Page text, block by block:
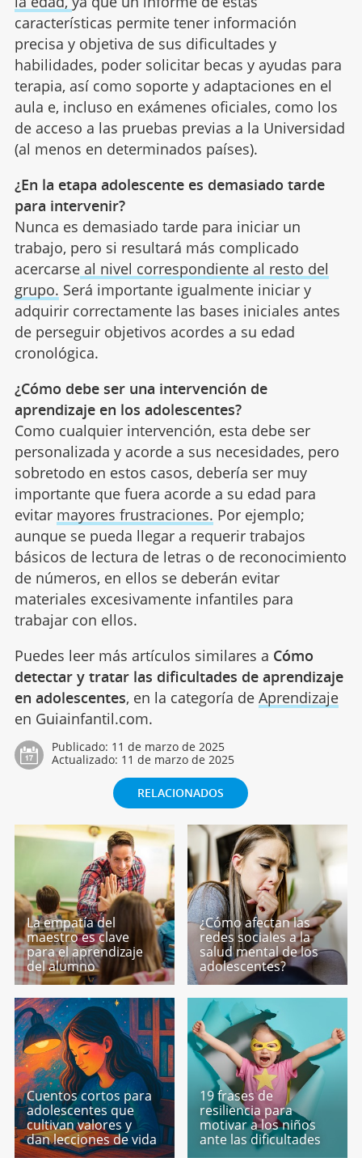
características permite tener información
precisa y objetiva de sus dificultades y
habilidades, poder solicitar becas y ayudas para
terapia, así como soporte y adaptaciones en el
aula e, incluso en exámenes oficiales, como los
de acceso a las pruebas previas a la Universidad
(al menos en determinados países).
¿En la etapa adolescente es demasiado tarde
para intervenir?
Nunca es demasiado tarde para iniciar un
trabajo, pero si resultará más complicado
acercarseal nivel correspondiente al resto del
grupo. Será importante igualmente iniciar y
adquirir correctamente las bases iniciales antes
de perseguir objetivos acordes a su edad
cronológica.
¿Cómo debe ser una intervención de
aprendizaje en los adolescentes?
Como cualquier intervención, esta debe ser
personalizada y acorde a sus necesidades, pero
sobretodo en estos casos, debería ser muy
importante que fuera acorde a su edad para
evitar mayores frustraciones. Por ejemplo;
aunque se pueda llegar a requerir trabajos
básicos de lectura de letras o de reconocimiento
de números, en ellos se deberán evitar
materiales excesivamente infantiles para
trabajar con ellos.
Puedes leer más artículos similares a Cómo
detectar y tratar las dificultades de aprendizaje
en adolescentes, en la categoría de Aprendizaje
en Guiainfantil.com.
Publicado: 11 de marzo de 2025
Actualizado: 11 de marzo de 2025
RELACIONADOS
La empatía del
maestro es clave
para el aprendizaje
del alumno
¿Cómo afectan las
redes sociales a la
salud mental de los
adolescentes?
Cuentos cortos para
adolescentes que
cultivan valores y
dan lecciones de vida
19 frases de
resiliencia para
motivar a los niños
ante las dificultades